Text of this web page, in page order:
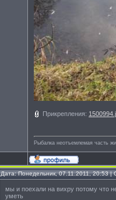
Прикрепления:
Рыбалка неотъемлемая часть
Дата: Понедельник, 07.11.2011, 20:53
мы и поехали на вихру потому что
уметь